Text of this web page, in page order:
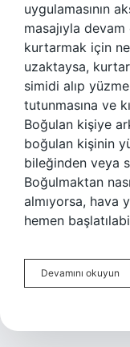
uygulamasının
masajıyla
kurtarmak için ne
uzaktaysa,
simidi alıp
tutunmasına ve
Boğulan kişiye
boğulan kişinin
bileğinden veya
Boğulmaktan
almıyorsa, hava
hemen
Devamını okuyun